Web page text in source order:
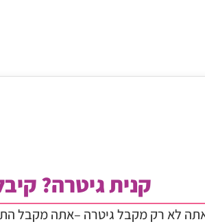
קנית גיטרה?
לא רק מקבל גיטרה –אתה מקבל